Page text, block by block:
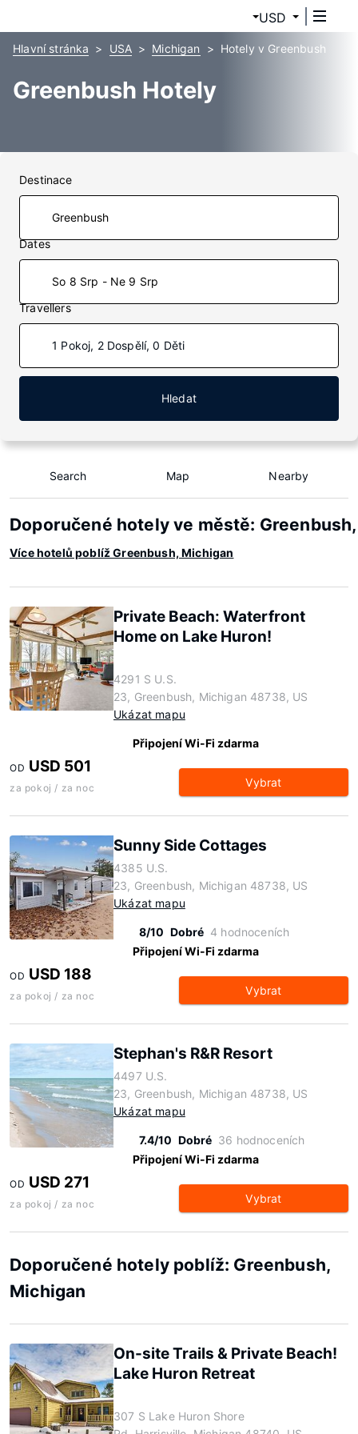
USD
Hlavní stránka USA Michigan Hotely v Greenbush
Greenbush Hotely
Destinace
Dates
So 8 Srp - Ne 9 Srp
Travellers
1 Pokoj, 2 Dospělí, 0 Děti
Hledat
Search Map Nearby
Doporučené hotely ve městě:
Více hotelů poblíž Greenbush, Michigan
Private Beach: Waterfront
Home on Lake Huron!
4291 S U.S.
23, Greenbush, Michigan 48738, US
Ukázat mapu
Připojení Wi-Fi zdarma
OD USD 501
za pokoj / za noc Vybrat
Sunny Side Cottages
4385 U.S.
23, Greenbush, Michigan 48738, US
Ukázat mapu
8/10 Dobré 4 hodnoceních
Připojení Wi-Fi zdarma
OD USD 188
za pokoj / za noc Vybrat
Stephan's R&R Resort
4497 U.S.
23, Greenbush, Michigan 48738, US
Ukázat mapu
7.4/10 Dobré 36 hodnoceních
Připojení Wi-Fi zdarma
OD USD 271
za pokoj / za noc Vybrat
Doporučené hotely poblíž: Greenbush,
Michigan
On-site Trails & Private Beach!
Lake Huron Retreat
307 S Lake Huron Shore